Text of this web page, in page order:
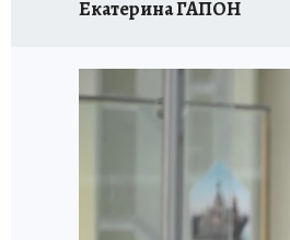
Екатерина ГАПОН